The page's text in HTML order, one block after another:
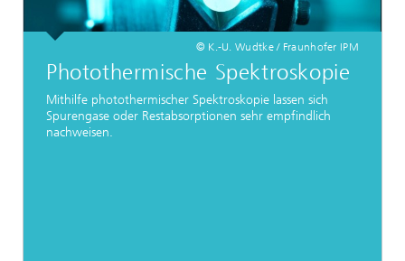
© K.-U. Wudtke / Fraunhofer IPM
Photothermische Spektroskopie
Mithilfe photothermischer Spektroskopie lassen sich
Spurengase oder Restabsorptionen sehr empfindlich
nachweisen.